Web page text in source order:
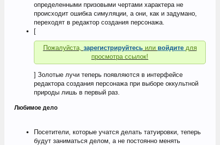
определенными призовыми чертами характера не
происходит ошибка симуляции, а они, как и задумано,
переходят в редактор создания персонажа.
[
Пожалуйста, зарегистрируйтесьили войдите для
просмотра ссылок!
] Золотые лучи теперь появляются в интерфейсе
редактора создания персонажа при выборе оккультной
природы лишь в первый раз.
Любимое дело
Посетители, которые учатся делать татуировки, теперь
будут заниматься делом, а не постоянно менять